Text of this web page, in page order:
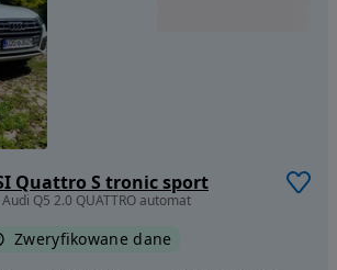
Quattro S tronic sport
Q5 2.0 QUATTRO automat
Zweryfikowane dane